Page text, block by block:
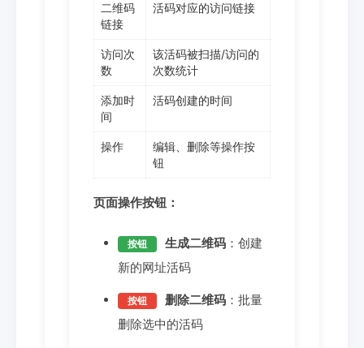
二维码
链接
活码对应的访问链接
访问次
数
该活码被扫描/访问的
次数统计
添加时
间
活码创建的时间
操作
编辑、删除等操作按
钮
页面操作按钮：
按钮 生成二维码 ：创建
新的网址活码
按钮 删除二维码 ：批量
删除选中的活码